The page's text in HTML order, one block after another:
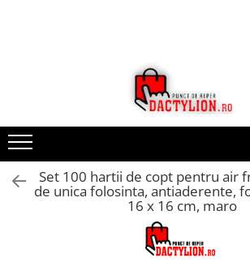
Set 100 hartii de copt pentru air
de unica folosinta, antiaderente,
16 x 16 cm, maro